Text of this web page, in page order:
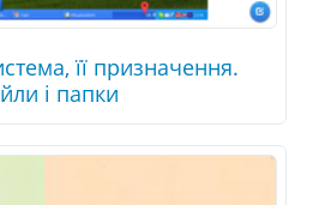
її призначення.
і папки